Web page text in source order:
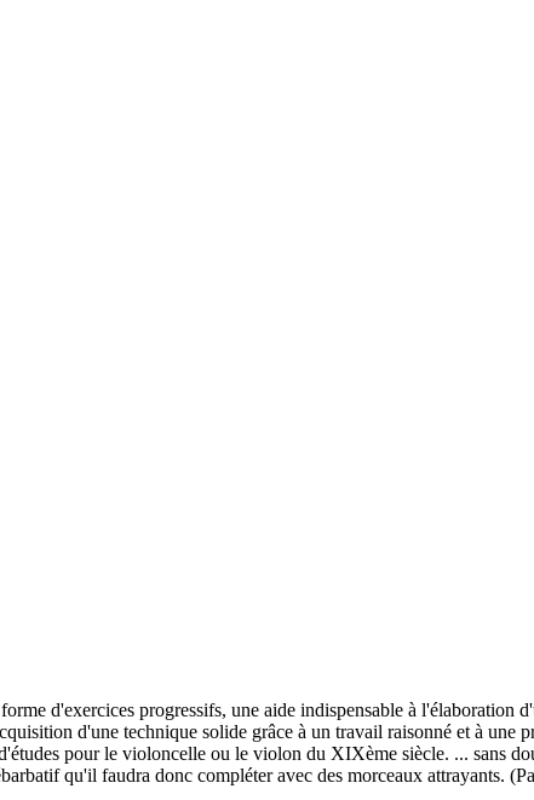
d'exercices progressifs, une aide indispensable à l'élaboration
d'une technique solide grâce à un travail raisonné et à une
pour le violoncelle ou le violon du XIXème siècle. ... sans
qu'il faudra donc compléter avec des morceaux attrayants.